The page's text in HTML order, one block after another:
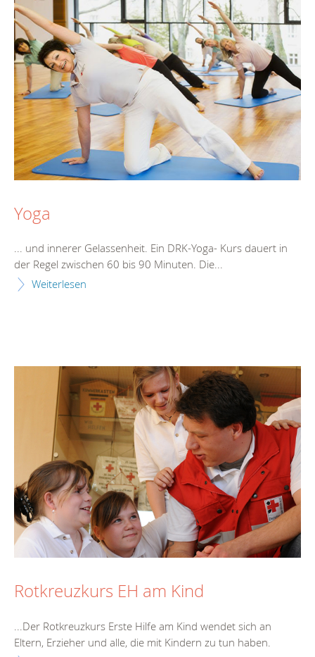
Yoga
... und innerer Gelassenheit. Ein DRK-Yoga- Kurs dauert in
der Regel zwischen 60 bis 90 Minuten. Die...
Weiterlesen
Rotkreuzkurs EH am Kind
...Der Rotkreuzkurs Erste Hilfe am Kind wendet sich an
Eltern, Erzieher und alle, die mit Kindern zu tun haben.